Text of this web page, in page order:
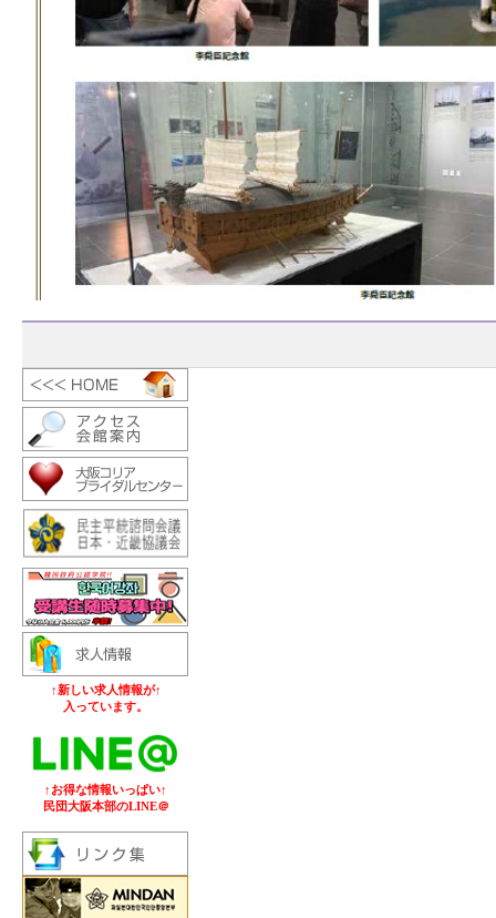
↑新しい求人情報が↑
入っています。
↑お得な情報いっぱい↑
民団大阪本部のLINE＠